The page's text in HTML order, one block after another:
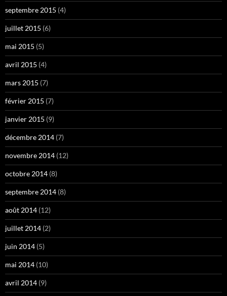
septembre 2015 (4)
juillet 2015 (6)
mai 2015 (5)
avril 2015 (4)
mars 2015 (7)
février 2015 (7)
janvier 2015 (9)
décembre 2014 (7)
novembre 2014 (12)
octobre 2014 (8)
septembre 2014 (8)
août 2014 (12)
juillet 2014 (2)
juin 2014 (5)
mai 2014 (10)
avril 2014 (9)